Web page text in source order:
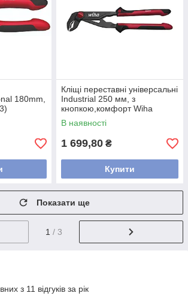
180mm,
Кліщі переставні універсальні
Industrial 250 мм, з
кнопкою,комфорт Wiha
32352
В наявності
1 699,80 ₴
Купити
Показати ще
1 / 3
з 11 відгуків за рік